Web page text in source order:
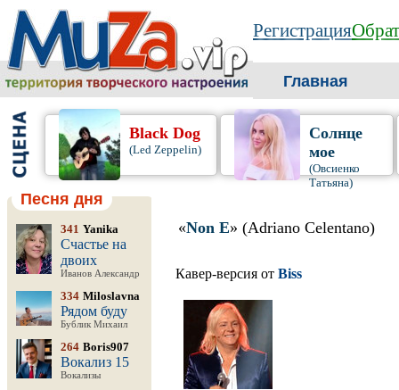
Регистрация
Главная
Black Dog
(Led Zeppelin)
Солнце
мое
(Овсиенко
Татьяна)
Песня дня
341 Yanika
Счастье на
двоих
Иванов Александр
334 Miloslavna
Рядом буду
Бублик Михаил
264 Boris907
Вокализ 15
Вокализы
«Non E» (Adriano Celentano)
Кавер-версия от Biss